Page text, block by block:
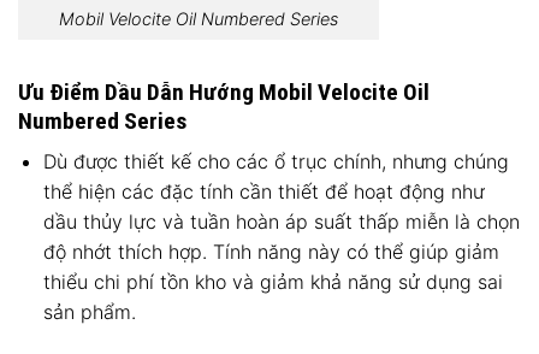
Mobil Velocite Oil Numbered Series
Ưu Điểm Dầu Dẫn Hướng Mobil Velocite Oil
Numbered Series
Dù được thiết kế cho các ổ trục chính, nhưng chúng
thể hiện các đặc tính cần thiết để hoạt động như
dầu thủy lực và tuần hoàn áp suất thấp miễn là chọn
độ nhớt thích hợp. Tính năng này có thể giúp giảm
thiểu chi phí tồn kho và giảm khả năng sử dụng sai
sản phẩm.